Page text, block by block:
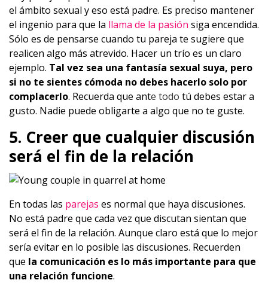
el ámbito sexual y eso está padre. Es preciso mantener
el ingenio para que la llama de la pasión siga encendida.
Sólo es de pensarse cuando tu pareja te sugiere que
realicen algo más atrevido. Hacer un trío es un claro
ejemplo. Tal vez sea una fantasía sexual suya, pero
si no te sientes cómoda no debes hacerlo solo por
complacerlo. Recuerda que ante todo tú debes estar a
gusto. Nadie puede obligarte a algo que no te guste.
5. Creer que cualquier discusión
será el fin de la relación
En todas las parejas es normal que haya discusiones.
No está padre que cada vez que discutan sientan que
será el fin de la relación. Aunque claro está que lo mejor
sería evitar en lo posible las discusiones. Recuerden
que la comunicación es lo más importante para que
una relación funcione.